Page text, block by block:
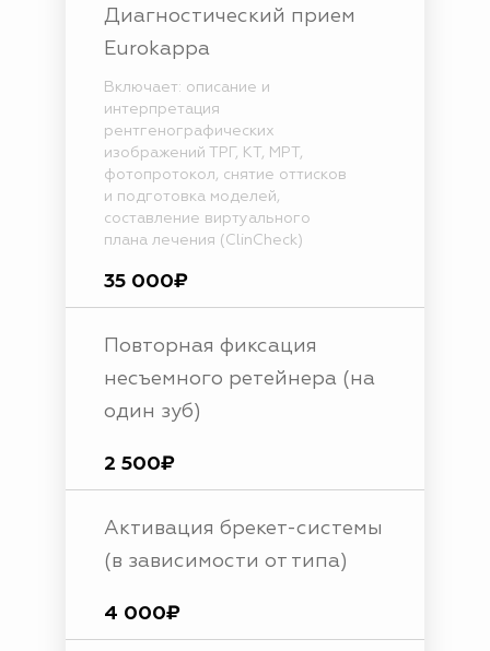
Диагностический прием
Eurokappa
Включает: описание и
интерпретация
рентгенографических
изображений ТРГ, КТ, МРТ,
фотопротокол, снятие оттисков
и подготовка моделей,
составление виртуального
плана лечения (ClinCheck)
35 000₽
Повторная фиксация
несъемного ретейнера (на
один зуб)
2 500₽
Активация брекет-системы
(в зависимости от типа)
4 000₽